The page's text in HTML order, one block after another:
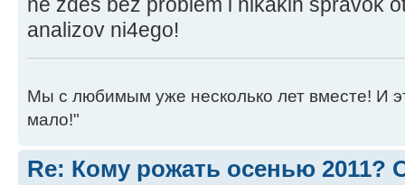
analizov ni4ego!
Мы с любимым уже несколько лет вместе! И
мало!"
Re: Кому рожать осенью 2011?